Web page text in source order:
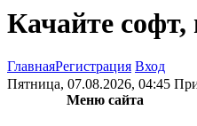
Качайте
ГлавнаяРегистрация Вход
Пятница, 07.08.2026, 04:45
Меню сайта